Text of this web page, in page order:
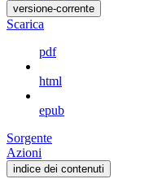
versione-corrente
Scarica
pdf
html
epub
Sorgente
Azioni
indice dei contenuti